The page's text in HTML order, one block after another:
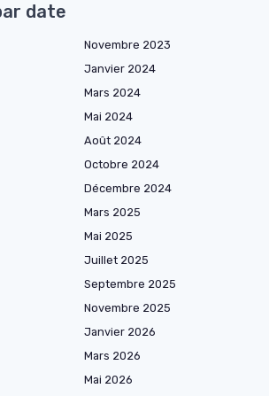
date
Novembre 2023
Janvier 2024
Mars 2024
Mai 2024
Août 2024
Octobre 2024
Décembre 2024
Mars 2025
Mai 2025
Juillet 2025
Septembre 2025
Novembre 2025
Janvier 2026
Mars 2026
Mai 2026